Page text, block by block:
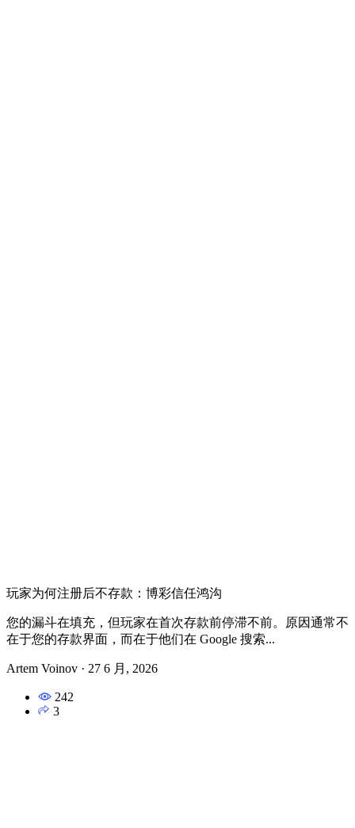
玩家为何注册后不存款：博彩信任鸿沟
您的漏斗在填充，但玩家在首次存款前停滞不前。原因通常不
在于您的存款界面，而在于他们在 Google 搜索...
Artem Voinov · 27 6 月, 2026
242
3